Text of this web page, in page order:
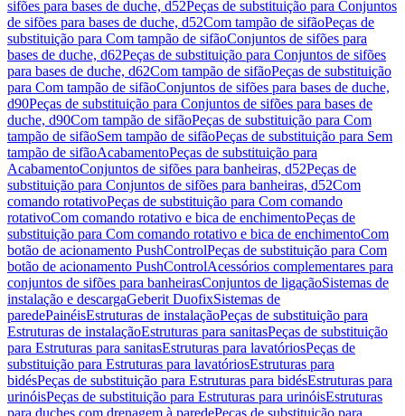
sifões para bases de duche, d52Peças de substituição para Conjuntos
de sifões para bases de duche, d52Com tampão de sifãoPeças de
substituição para Com tampão de sifãoConjuntos de sifões para
bases de duche, d62Peças de substituição para Conjuntos de sifões
para bases de duche, d62Com tampão de sifãoPeças de substituição
para Com tampão de sifãoConjuntos de sifões para bases de duche,
d90Peças de substituição para Conjuntos de sifões para bases de
duche, d90Com tampão de sifãoPeças de substituição para Com
tampão de sifãoSem tampão de sifãoPeças de substituição para Sem
tampão de sifãoAcabamentoPeças de substituição para
AcabamentoConjuntos de sifões para banheiras, d52Peças de
substituição para Conjuntos de sifões para banheiras, d52Com
comando rotativoPeças de substituição para Com comando
rotativoCom comando rotativo e bica de enchimentoPeças de
substituição para Com comando rotativo e bica de enchimentoCom
botão de acionamento PushControlPeças de substituição para Com
botão de acionamento PushControlAcessórios complementares para
conjuntos de sifões para banheirasConjuntos de ligaçãoSistemas de
instalação e descargaGeberit DuofixSistemas de
paredePainéisEstruturas de instalaçãoPeças de substituição para
Estruturas de instalaçãoEstruturas para sanitasPeças de substituição
para Estruturas para sanitasEstruturas para lavatóriosPeças de
substituição para Estruturas para lavatóriosEstruturas para
bidésPeças de substituição para Estruturas para bidésEstruturas para
urinóisPeças de substituição para Estruturas para urinóisEstruturas
para duches com drenagem à paredePeças de substituição para